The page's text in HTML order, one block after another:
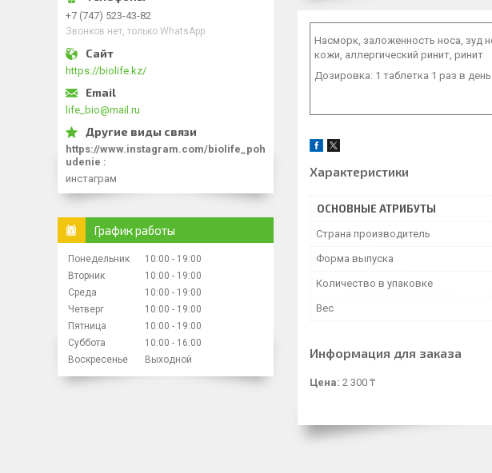
Насморк, заложенность носа, зуд
кожи, аллергический ринит, ринит
Дозировка: 1 таблетка 1 раз в
Характеристики
ОСНОВНЫЕ АТРИБУТЫ
Страна производитель
Форма выпуска
Количество в упаковке
Вес
Информация для заказа
Цена: 2 300 ₸
+7 (747) 523-43-82
Звонков нет, только WhatsApp
https://biolife.kz/
life_bio@mail.ru
https://www.instagram.com/biolife_poh
udenie
инстаграм
График работы
Понедельник 10:00
19:00
Вторник
10:00
19:00
Среда
10:00
19:00
Четверг
10:00
19:00
Пятница
10:00
19:00
Суббота
10:00
16:00
Воскресенье
Выходной